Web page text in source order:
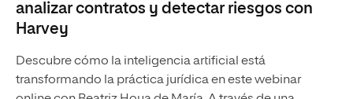
analizar contratos y detectar riesgos con
Harvey
Descubre cómo la inteligencia artificial está
transformando la práctica jurídica en este webinar